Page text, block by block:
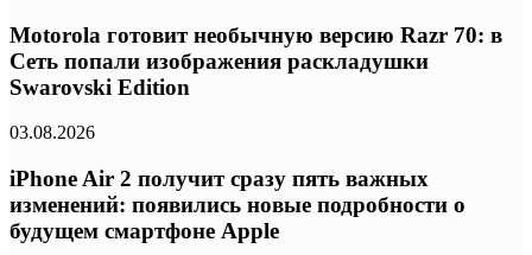
Motorola готовит необычную версию Razr 70: в
Сеть попали изображения раскладушки
Swarovski Edition
03.08.2026
iPhone Air 2 получит сразу пять важных
изменений: появились новые подробности о
будущем смартфоне Apple